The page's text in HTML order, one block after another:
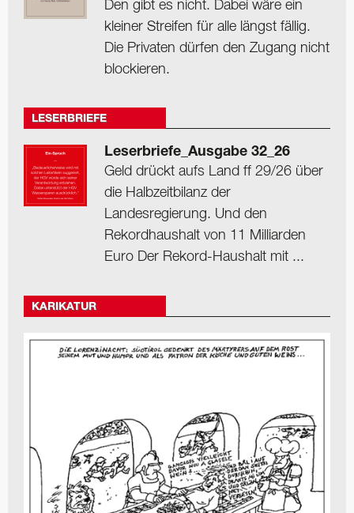
Den gibt es nicht. Dabei wäre ein
kleiner Streifen für alle längst fällig.
Die Privaten dürfen den Zugang nicht
blockieren.
LESERBRIEFE
Leserbriefe_Ausgabe 32_26
Geld drückt aufs Land ff 29/26 über
die Halbzeitbilanz der
Landesregierung. Und den
Rekordhaushalt von 11 Milliarden
Euro Der Rekord-Haushalt mit ...
KARIKATUR